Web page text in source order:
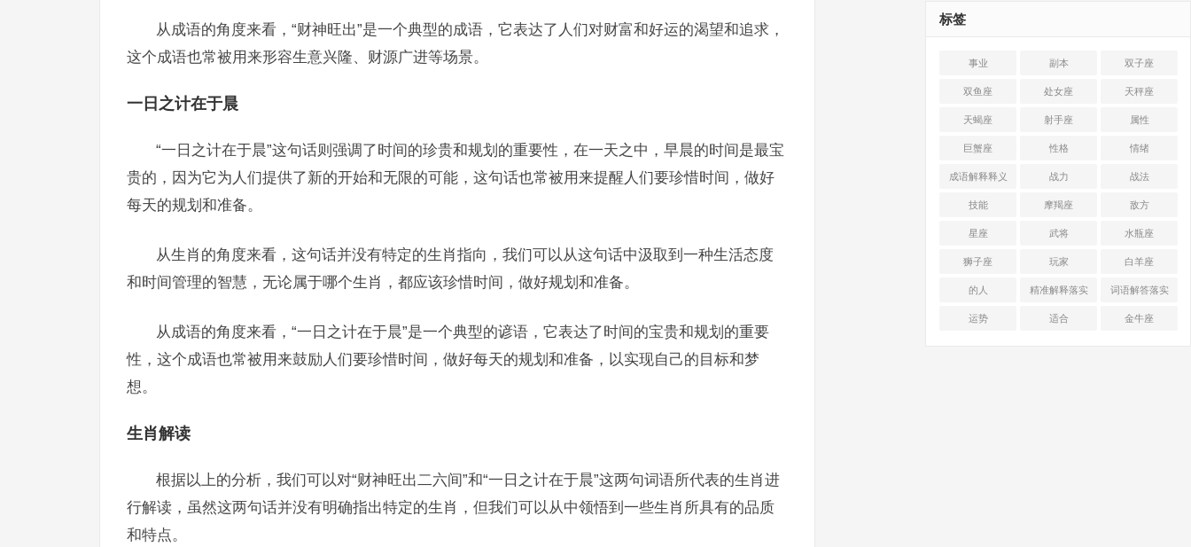
从成语的角度来看，“财神旺出”是一个典型的成语，它表达了人们对财富和好运的渴望和追求，
这个成语也常被用来形容生意兴隆、财源广进等场景。
一日之计在于晨
“一日之计在于晨”这句话则强调了时间的珍贵和规划的重要性，在一天之中，早晨的时间是最宝
贵的，因为它为人们提供了新的开始和无限的可能，这句话也常被用来提醒人们要珍惜时间，做好
每天的规划和准备。
从生肖的角度来看，这句话并没有特定的生肖指向，我们可以从这句话中汲取到一种生活态度
和时间管理的智慧，无论属于哪个生肖，都应该珍惜时间，做好规划和准备。
从成语的角度来看，“一日之计在于晨”是一个典型的谚语，它表达了时间的宝贵和规划的重要
性，这个成语也常被用来鼓励人们要珍惜时间，做好每天的规划和准备，以实现自己的目标和梦
想。
生肖解读
根据以上的分析，我们可以对“财神旺出二六间”和“一日之计在于晨”这两句词语所代表的生肖进
行解读，虽然这两句话并没有明确指出特定的生肖，但我们可以从中领悟到一些生肖所具有的品质
和特点。
标签
事业 副本 双子座
双鱼座 处女座 天秤座
天蝎座 射手座 属性
巨蟹座 性格 情绪
成语解释释义 战力 战法
技能 摩羯座 敌方
星座 武将 水瓶座
狮子座 玩家 白羊座
的人 精准解释落实 词语解答落实
运势 适合 金牛座